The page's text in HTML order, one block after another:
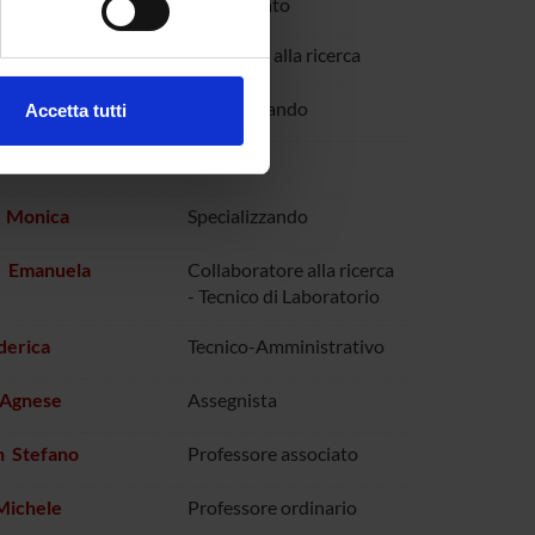
Accetta tutti
Incaricato alla ricerca
Specializzando
Monica Specializzando
Collaboratore alla ricerca
- Tecnico di Laboratorio
Tecnico-Amministrativo
Assegnista
Stefano Professore associato
Professore ordinario